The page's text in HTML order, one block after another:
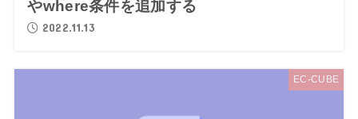
やwhere条件を追加する
2022.11.13
EC-CUBE